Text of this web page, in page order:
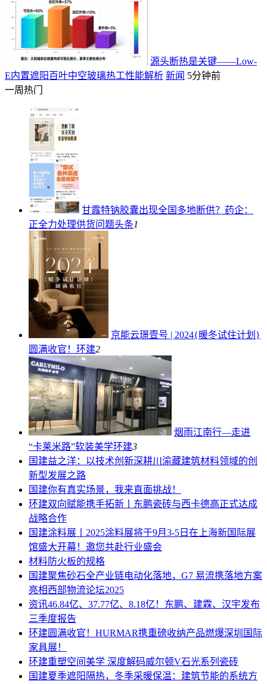
源头断热是关键——Low-
E内置遮阳百叶中空玻璃热工性能解析 新闻 5分钟前
一周热门
甘露特钠胶囊出现全国多地断供？药企：
正全力处理供货问题头条1
京能云璟壹号 | 2024{暖冬试住计划}
圆满收官！ 环建2
烟雨江南行—走进
“卡莱米路”软装美学环建3
国建益之洋：以技术创新深耕川渝藏建筑材料领域的创
新型发展之路
国建你有真实场景，我来直面挑战！
环建双向赋能携手拓新丨东鹏瓷砖与西卡德高正式达成
战略合作
国建涂料展丨2025涂料展将于9月3-5日在上海新国际展
馆盛大开幕！邀您共赴行业盛会
材料防火板的规格
国建聚焦砂石全产业链电动化落地，G7 易流携落地方案
亮相西部物流论坛2025
资讯46.84亿、37.77亿、8.18亿！东鹏、建霖、汉宇发布
三季度报告
环建圆满收官！HURMAR携重磅收纳产品燃爆深圳国际
家具展！
环建重塑空间美学 深度解码威尔顿V石光系列瓷砖
国建夏季遮阳隔热，冬季采暖保温：建筑节能的系统方